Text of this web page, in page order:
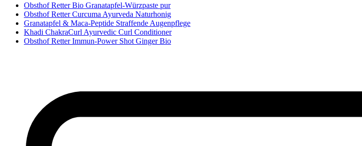
Obsthof Retter Bio Granatapfel-Würzpaste pur
Obsthof Retter Curcuma Ayurveda Naturhonig
Granatapfel & Maca-Peptide Straffende Augenpflege
Khadi ChakraCurl Ayurvedic Curl Conditioner
Obsthof Retter Immun-Power Shot Ginger Bio